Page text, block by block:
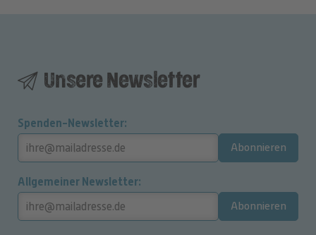
Unsere Newsletter
Spenden-Newsletter
Abonnieren
Allgemeiner Newsletter
Abonnieren